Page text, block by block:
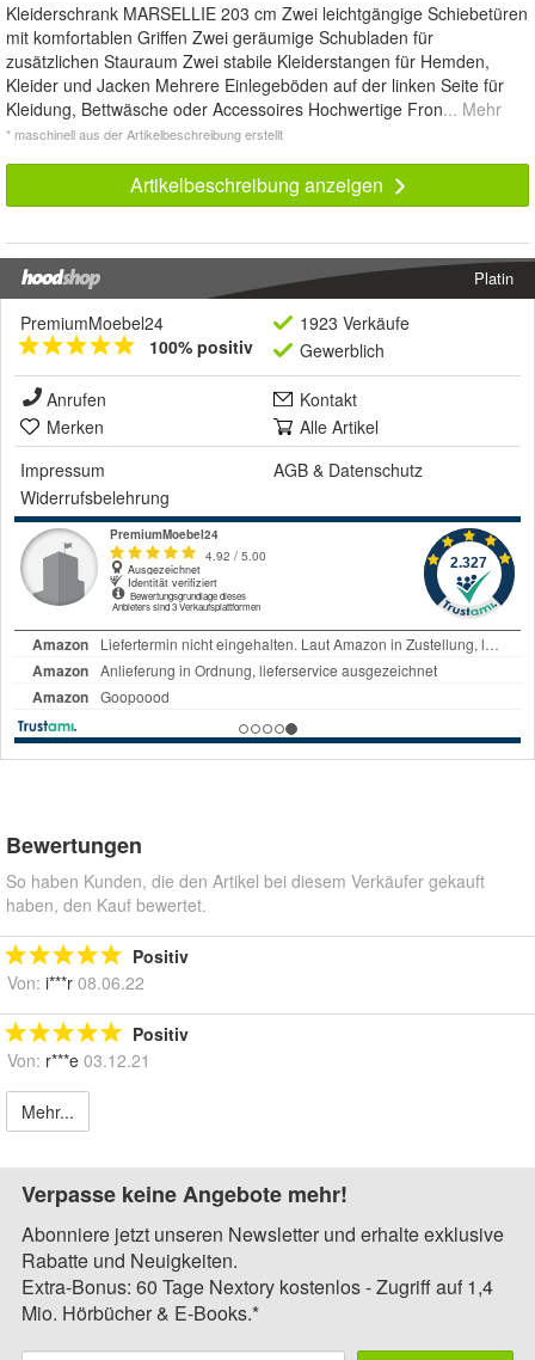
Kleiderschrank MARSELLIE 203 cm Zwei leichtgängige Schiebetüren
mit komfortablen Griffen Zwei geräumige Schubladen für
zusätzlichen Stauraum Zwei stabile Kleiderstangen für Hemden,
Kleider und Jacken Mehrere Einlegeböden auf der linken Seite für
Kleidung, Bettwäsche oder Accessoires Hochwertige Fron... Mehr
* maschinell aus der Artikelbeschreibung erstellt
Artikelbeschreibung anzeigen
Platin
PremiumMoebel24
100% positiv
1923 Verkäufe
Gewerblich
Anrufen
Kontakt
Merken
Alle Artikel
Impressum
AGB & Datenschutz
Widerrufsbelehrung
Bewertungen
So haben Kunden, die den Artikel bei diesem Verkäufer gekauft
haben, den Kauf bewertet.
Positiv
Von: i***r 08.06.22
Positiv
Von: r***e 03.12.21
Mehr...
Verpasse keine Angebote mehr!
Abonniere jetzt unseren Newsletter und erhalte exklusive
Rabatte und Neuigkeiten.
Extra-Bonus: 60 Tage Nextory kostenlos - Zugriff auf 1,4
Mio. Hörbücher & E-Books.*